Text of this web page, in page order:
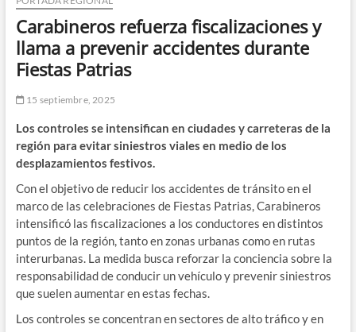
Carabineros refuerza fiscalizaciones y
llama a prevenir accidentes durante
Fiestas Patrias
15 septiembre, 2025
Los controles se intensifican en ciudades y carreteras de la
región para evitar siniestros viales en medio de los
desplazamientos festivos.
Con el objetivo de reducir los accidentes de tránsito en el
marco de las celebraciones de Fiestas Patrias, Carabineros
intensificó las fiscalizaciones a los conductores en distintos
puntos de la región, tanto en zonas urbanas como en rutas
interurbanas. La medida busca reforzar la conciencia sobre la
responsabilidad de conducir un vehículo y prevenir siniestros
que suelen aumentar en estas fechas.
Los controles se concentran en sectores de alto tráfico y en